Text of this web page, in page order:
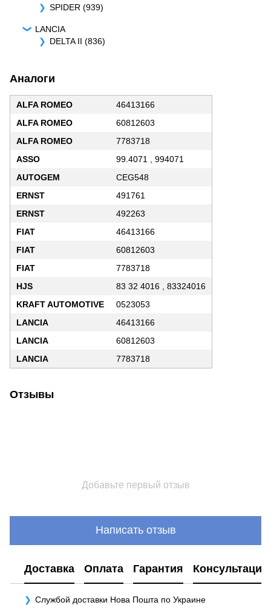
SPIDER (939)
LANCIA
DELTA II (836)
Аналоги
ALFA ROMEO
46413166
ALFA ROMEO
60812603
ALFA ROMEO
7783718
ASSO
99.4071 , 994071
AUTOGEM
CEG548
ERNST
491761
ERNST
492263
FIAT
46413166
FIAT
60812603
FIAT
7783718
HJS
83 32 4016 , 83324016
KRAFT AUTOMOTIVE
0523053
LANCIA
46413166
LANCIA
60812603
LANCIA
7783718
Отзывы
Добавьте первый отзыв
Написать отзыв
Доставка Оплата Гарантия Консультация
Службой доставки Нова Пошта по Украине